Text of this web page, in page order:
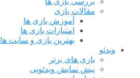
مقالات بازی
آموزش بازی ها
امتیازات بازی ها
بهترین بازی و سایت ها
ویدئو
بازی های برتر
پیش نمایش ویدئویی